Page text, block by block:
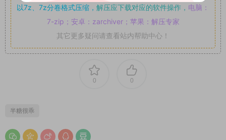
以7z、7z分卷格式压缩， 解压应下载对应的软件操作， 电脑：
7-zip；安卓：zarchiver；苹果：解压专家
其它更多疑问请查看站内帮助中心！
0 0
半糖很乖